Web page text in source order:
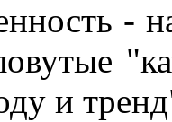
-
и